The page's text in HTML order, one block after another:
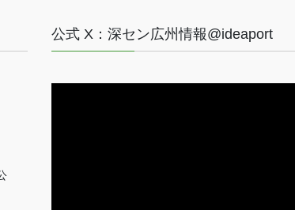
公式 X：深セン広州情報@ideaport